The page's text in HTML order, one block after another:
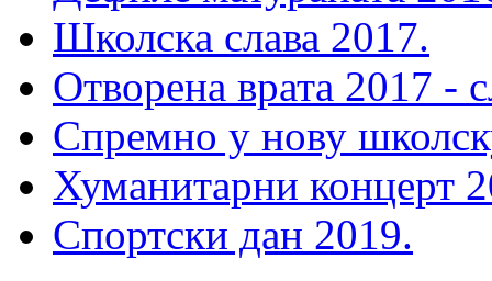
Школска слава 2017.
Отворена врата 2017 -
Спремно у нову
Хуманитарни концерт
Спортски дан 2019.